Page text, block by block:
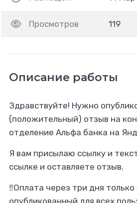
Просмотров 119
Описание работы
Здравствуйте! Нужно
(положительный) отзыв на
отделение Альфа банка на
Я вам присылаю ссылку и
ссылке и оставляете отзыв.
‼️Оплата через три дня только
опубликованный для всех